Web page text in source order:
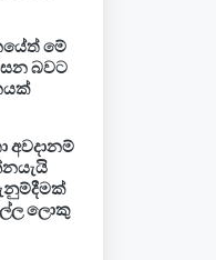
මේ
බවට
අවදානම්
ලොකු